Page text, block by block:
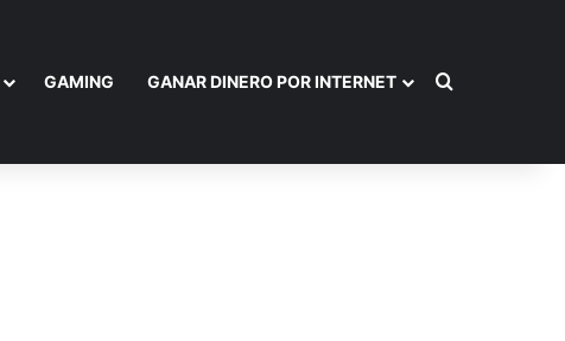
GAMING GANAR DINERO POR INTERNET Buscar por